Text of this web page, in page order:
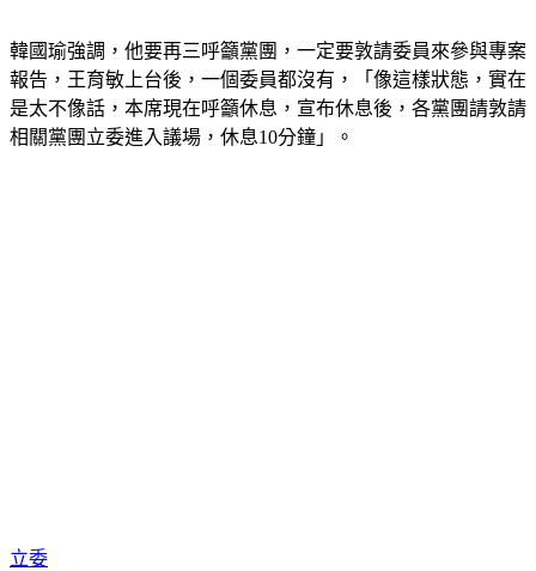
韓國瑜強調，他要再三呼籲黨團，一定要敦請委員來參與專案
報告，王育敏上台後，一個委員都沒有，「像這樣狀態，實在
是太不像話，本席現在呼籲休息，宣布休息後，各黨團請敦請
相關黨團立委進入議場，休息10分鐘」。
立委